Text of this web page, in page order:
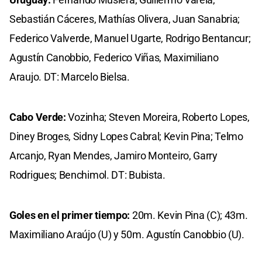
Sebastián Cáceres, Mathías Olivera, Juan Sanabria;
Federico Valverde, Manuel Ugarte, Rodrigo Bentancur;
Agustín Canobbio, Federico Viñas, Maximiliano
Araujo. DT: Marcelo Bielsa.
Cabo Verde:Vozinha; Steven Moreira, Roberto Lopes,
Diney Broges, Sidny Lopes Cabral; Kevin Pina; Telmo
Arcanjo, Ryan Mendes, Jamiro Monteiro, Garry
Rodrigues; Benchimol. DT: Bubista.
Goles en el primer tiempo: 20m. Kevin Pina (C); 43m.
Maximiliano Araújo (U) y 50m. Agustín Canobbio (U).